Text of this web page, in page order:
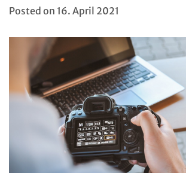
Posted on 16. April 2021